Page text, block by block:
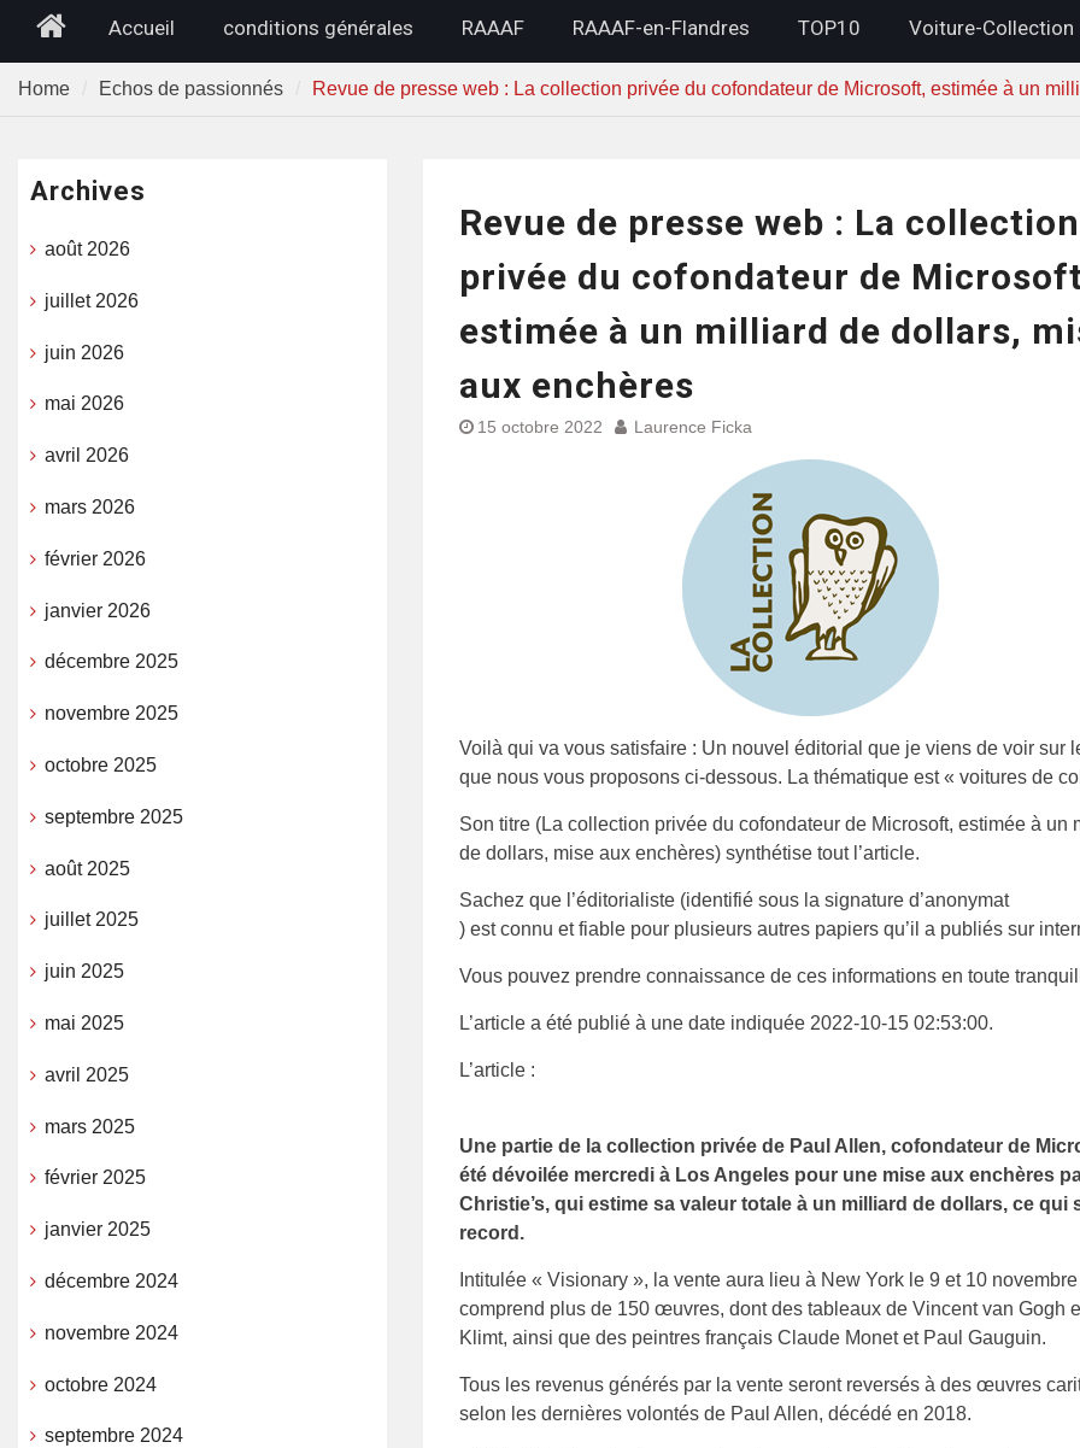
HomeAccueil conditions générales RAAAF RAAAF-en-Flandres TOP10 Voiture-Collection
Home Echos de passionnés Revue de presse web : La collection privée du cofondateur de Microsoft, estimée à un
Revue de presse web : La collection
privée du cofondateur de
estimée à un milliard de dollars,
aux enchères
15 octobre 2022 Laurence Ficka
Voilà qui va vous satisfaire : Un nouvel éditorial que je viens de voir sur
que nous vous proposons ci-dessous. La thématique est « voitures de
Son titre (La collection privée du cofondateur de Microsoft, estimée à un
de dollars, mise aux enchères) synthétise tout l’article.
Sachez que l’éditorialiste (identifié sous la signature d’anonymat
) est connu et fiable pour plusieurs autres papiers qu’il a publiés sur
Vous pouvez prendre connaissance de ces informations en toute
L’article a été publié à une date indiquée 2022-10-15 02:53:00.
L’article :
Une partie de la collection privée de Paul Allen, cofondateur de
été dévoilée mercredi à Los Angeles pour une mise aux enchères
Christie’s, qui estime sa valeur totale à un milliard de dollars, ce qui
record.
Intitulée « Visionary », la vente aura lieu à New York le 9 et 10
comprend plus de 150 œuvres, dont des tableaux de Vincent van Gogh
Klimt, ainsi que des peintres français Claude Monet et Paul Gauguin.
Tous les revenus générés par la vente seront reversés à des œuvres
selon les dernières volontés de Paul Allen, décédé en 2018.
Archives
août 2026
juillet 2026
juin 2026
mai 2026
avril 2026
mars 2026
février 2026
janvier 2026
décembre 2025
novembre 2025
octobre 2025
septembre 2025
août 2025
juillet 2025
juin 2025
mai 2025
avril 2025
mars 2025
février 2025
janvier 2025
décembre 2024
novembre 2024
octobre 2024
septembre 2024